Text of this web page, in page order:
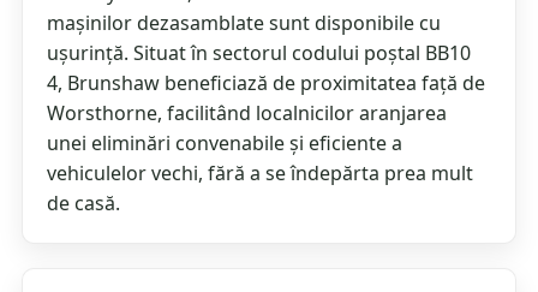
mașinilor dezasamblate sunt disponibile cu
ușurință. Situat în sectorul codului poștal BB10
4, Brunshaw beneficiază de proximitatea față de
Worsthorne, facilitând localnicilor aranjarea
unei eliminări convenabile și eficiente a
vehiculelor vechi, fără a se îndepărta prea mult
de casă.